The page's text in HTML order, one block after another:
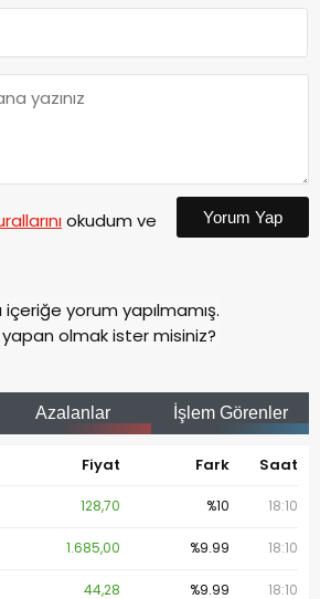
okudum ve
Yorum Yap
yorum yapılmamış.
olmak ister misiniz?
Azalanlar İşlem Görenler
Fiyat Fark Saat
128,70 %10 18:10
1.685,00 %9.99 18:10
44,28 %9.99 18:10